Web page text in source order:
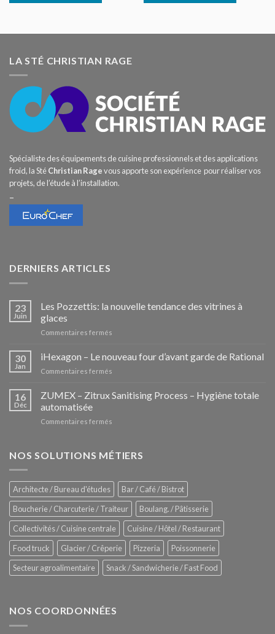
LA STÉ CHRISTIAN RAGE
Spécialiste des équipements de cuisine professionnels et des applications
froid, la StéChristian Ragevous apporte son expérience pour réaliser vos
projets, de l’étude à l’installation.
–
DERNIERS ARTICLES
23
Juin
Les Pozzettis: la nouvelle tendance des vitrines à
glaces
Commentaires fermés
Pozzettis:
la
des
30
Jan
iHexagon – Le nouveau four d’avant garde de Rational
Commentaires fermés
–
Le
de
16
Déc
ZUMEX – Zitrux Sanitising Process – Hygiène totale
automatisée
Commentaires fermés
Zitrux
–
Hygiène
totale
automatisée
NOS SOLUTIONS MÉTIERS
Architecte / Bureau d'études
Bar / Café / Bistrot
Boucherie / Charcuterie / Traiteur
Boulang. / Pâtisserie
Collectivités / Cuisine centrale
Cuisine / Hôtel / Restaurant
Food truck
Glacier / Crêperie Pizzeria
Poissonnerie
Secteur agroalimentaire
Snack / Sandwicherie / Fast Food
NOS COORDONNÉES